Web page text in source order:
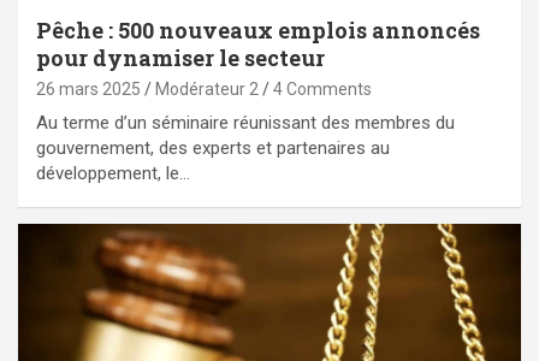
Pêche : 500 nouveaux emplois annoncés
pour dynamiser le secteur
26 mars 2025 Modérateur 2 4 Comments
Au terme d’un séminaire réunissant des membres du
gouvernement, des experts et partenaires au
développement, le…